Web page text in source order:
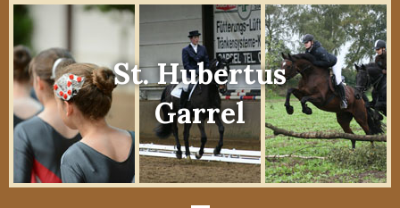
St. Hubertus
Garrel